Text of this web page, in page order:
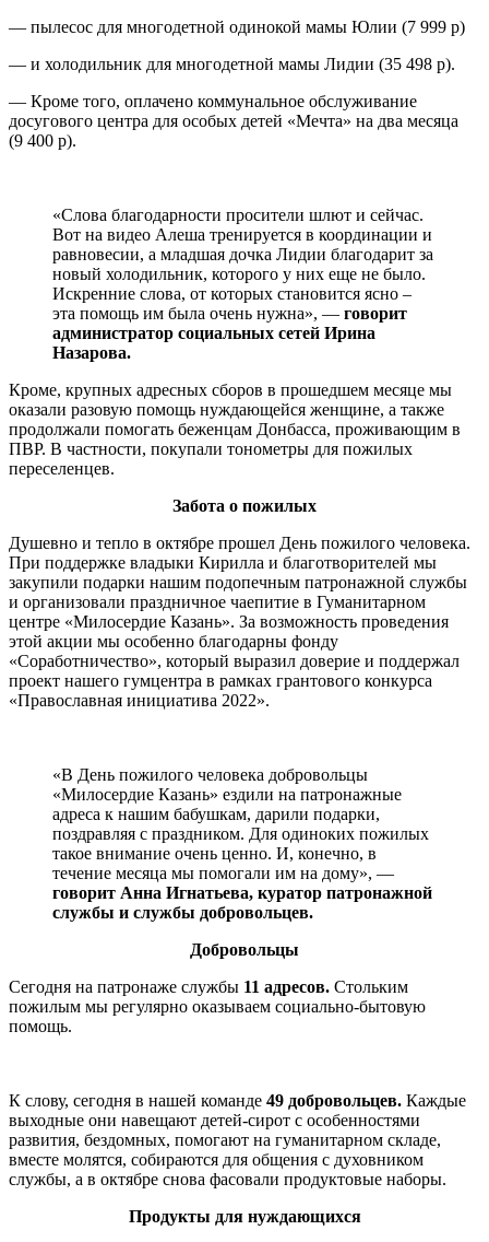
— пылесос для многодетной одинокой мамы Юлии (7 999 р)
— и холодильник для многодетной мамы Лидии (35 498 р).
— Кроме того, оплачено коммунальное обслуживание
досугового центра для особых детей «Мечта» на два месяца
(9 400 р).
«Слова благодарности просители шлют и сейчас.
Вот на видео Алеша тренируется в координации и
равновесии, а младшая дочка Лидии благодарит за
новый холодильник, которого у них еще не было.
Искренние слова, от которых становится ясно –
эта помощь им была очень нужна», — говорит
администратор социальных сетей Ирина
Назарова.
Кроме, крупных адресных сборов в прошедшем месяце мы
оказали разовую помощь нуждающейся женщине, а также
продолжали помогать беженцам Донбасса, проживающим в
ПВР. В частности, покупали тонометры для пожилых
переселенцев.
Забота о пожилых
Душевно и тепло в октябре прошел День пожилого человека.
При поддержке владыки Кирилла и благотворителей мы
закупили подарки нашим подопечным патронажной службы
и организовали праздничное чаепитие в Гуманитарном
центре «Милосердие Казань». За возможность проведения
этой акции мы особенно благодарны фонду
«Соработничество», который выразил доверие и поддержал
проект нашего гумцентра в рамках грантового конкурса
«Православная инициатива 2022».
«В День пожилого человека добровольцы
«Милосердие Казань» ездили на патронажные
адреса к нашим бабушкам, дарили подарки,
поздравляя с праздником. Для одиноких пожилых
такое внимание очень ценно. И, конечно, в
течение месяца мы помогали им на дому», —
говорит Анна Игнатьева, куратор патронажной
службы и службы добровольцев.
Добровольцы
Сегодня на патронаже службы 11 адресов. Стольким
пожилым мы регулярно оказываем социально-бытовую
помощь.
К слову, сегодня в нашей команде 49 добровольцев. Каждые
выходные они навещают детей-сирот с особенностями
развития, бездомных, помогают на гуманитарном складе,
вместе молятся, собираются для общения с духовником
службы, а в октябре снова фасовали продуктовые наборы.
Продукты для нуждающихся